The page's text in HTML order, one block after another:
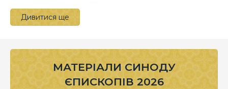
Дивитися ще
МАТЕРІАЛИ СИНОДУ
ЄПИСКОПІВ 2026